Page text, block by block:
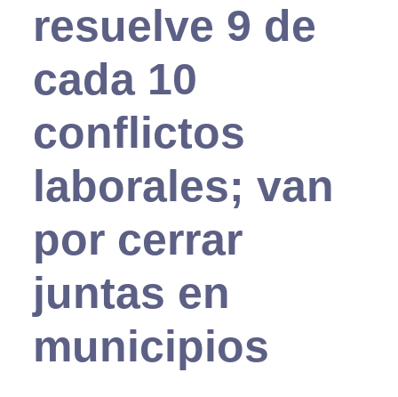
resuelve 9 de
cada 10
conflictos
laborales; van
por cerrar
juntas en
municipios